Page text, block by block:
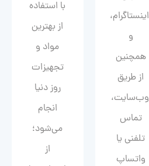
اینستاگرام،
و
همچنین
از طریق
وب‌سایت،
تماس
تلفنی یا
واتساپ
با استفاده
از بهترین
مواد و
تجهیزات
روز دنیا
انجام
می‌شود؛
از